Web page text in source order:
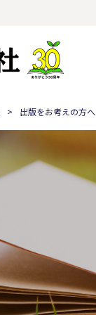
出版をお考えの方へ